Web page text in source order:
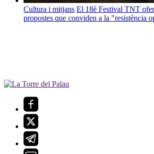
Cultura i mitjans El 18è Festival TNT
propostes que conviden a la "resistència